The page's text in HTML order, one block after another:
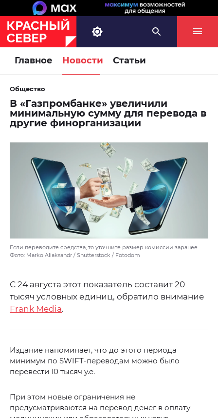
Главное Новости Статьи
Общество
В «Газпромбанке» увеличили
минимальную сумму для перевода в
другие финорганизации
Если переводите средства, то уточните размер комиссии заранее.
Фото: Marko Aliaksandr / Shutterstock / Fotodom
С 24 августа этот показатель составит 20
тысяч условных единиц, обратило внимание
Frank Media.
Издание напоминает, что до этого периода
минимум по SWIFT-переводам можно было
перевести 10 тысяч у.е.
При этом новые ограничения не
предусматриваются на перевод денег в оплату